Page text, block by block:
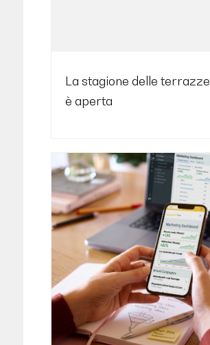
La stagione delle terrazze
è aperta